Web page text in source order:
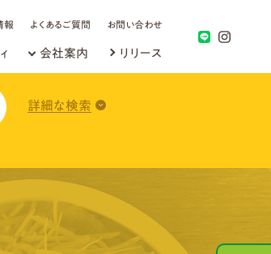
会社案内 リリース
報 よくあるご質問 お問い合わせ
詳細な検索